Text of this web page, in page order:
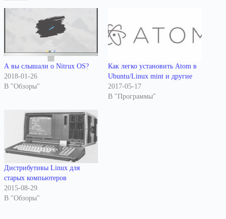
А вы слышали о Nitrux OS?
2018-01-26
В "Обзоры"
Как легко установить Atom в
Ubuntu/Linux mint и другие
2017-05-17
В "Программы"
Дистрибутивы Linux для
старых компьютеров
2015-08-29
В "Обзоры"